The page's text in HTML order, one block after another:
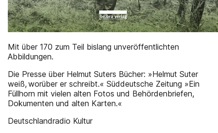
Mit über 170 zum Teil bislang unveröffentlichten
Abbildungen.
Die Presse über Helmut Suters Bücher: »Helmut Suter
weiß, worüber er schreibt.« Süddeutsche Zeitung »Ein
Füllhorn mit vielen alten Fotos und Behördenbriefen,
Dokumenten und alten Karten.«
Deutschlandradio Kultur